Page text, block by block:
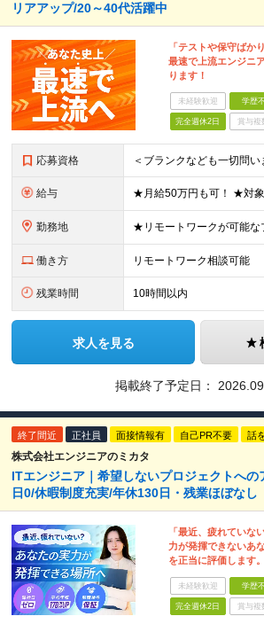
リアアップ/20～40代活躍中
「テストや保守ばか
最速で上流エンジニ
ります！
未経験歓迎 学歴
完全週休2日 賞与複
応募資格
給与
勤務地
働き方 リモートワーク相談可能
残業時間 10時間以内
求人を見る
掲載終了予定日：
終了間近 正社員 面接情報有 自己PR不要 話
株式会社エンジニアのミカタ
ITエンジニア｜希望しないプロジェクトへの
日0/休暇制度充実/年休130日・残業ほぼなし
「最近、疲れていな
力が発揮できないあ
を正当に評価します。
未経験歓迎 学歴
完全週休2日 賞与複